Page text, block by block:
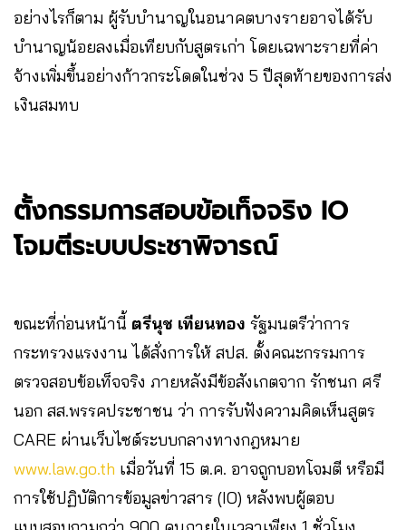
อย่างไรก็ตาม ผู้รับบำนาญในอนาคตบางรายอาจได้รับ
บำนาญน้อยลงเมื่อเทียบกับสูตรเก่า โดยเฉพาะรายที่ค่า
จ้างเพิ่มขึ้นอย่างก้าวกระโดดในช่วง 5 ปีสุดท้ายของการส่ง
เงินสมทบ
ตั้งกรรมการสอบข้อเท็จจริง IO
โจมตีระบบประชาพิจารณ์
ขณะที่ก่อนหน้านี้ ตรีนุช เทียนทอง รัฐมนตรีว่าการ
กระทรวงแรงงาน ได้สั่งการให้ สปส. ตั้งคณะกรรมการ
ตรวจสอบข้อเท็จจริง ภายหลังมีข้อสังเกตจาก รักชนก ศรี
นอก สส.พรรคประชาชน ว่า การรับฟังความคิดเห็นสูตร
CARE ผ่านเว็บไซต์ระบบกลางทางกฎหมาย
www.law.go.th เมื่อวันที่ 15 ต.ค. อาจถูกบอทโจมตี หรือมี
การใช้ปฏิบัติการข้อมูลข่าวสาร (IO) หลังพบผู้ตอบ